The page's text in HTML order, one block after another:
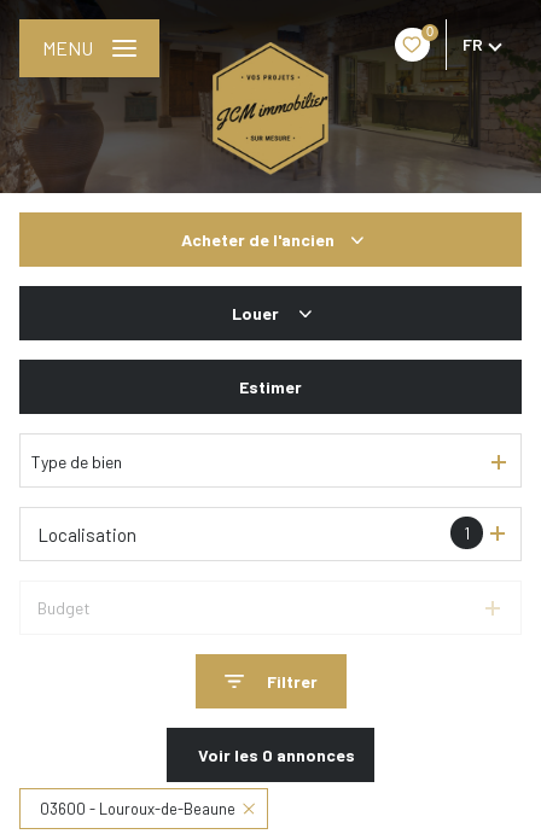
0
FR
MENU
Acheter de l'ancien
Louer
Estimer
Type de bien
1
Localisation
Budget
Filtrer
Voir les 0 annonces
03600 - Louroux-de-Beaune